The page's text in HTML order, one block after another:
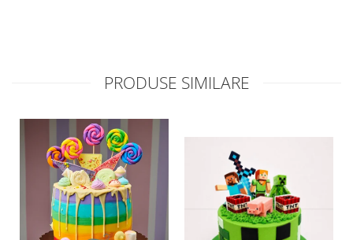
PRODUSE SIMILARE